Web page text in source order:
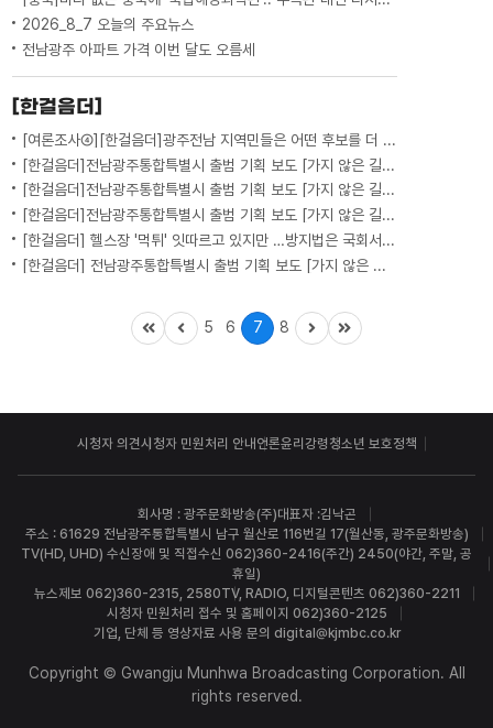
2026_8_7 오늘의 주요뉴스
전남광주 아파트 가격 이번 달도 오름세
[한걸음더]
[여론조사④][한걸음더]광주전남 지역민들은 어떤 후보를 더 선호할까.. 변수는?
[한걸음더]전남광주통합특별시 출범 기획 보도 [가지 않은 길] 5편 프랑스 헌법에 새긴 '지방 분권'..전남광주 통합 성공 조건은?
[한걸음더]전남광주통합특별시 출범 기획 보도 [가지 않은 길] 4편 프랑스 지역 통합 10년 성적표
[한걸음더]전남광주통합특별시 출범 기획 보도 [가지 않은 길] 3편 프랑스 통합 10년 지났지만..."우린 여전히 알자스인"
[한걸음더] 헬스장 '먹튀' 잇따르고 있지만 …방지법은 국회서 낮잠
[한걸음더] 전남광주통합특별시 출범 기획 보도 [가지 않은 길] 2편 지방이 주도한 투자..'유럽 상위 5개 지역' 도약 비결은?
5 6 7 8
시청자 의견시청자 민원처리 안내언론윤리강령 청소년 보호정책
회사명 : 광주문화방송(주)대표자 :김낙곤
주소 : 61629 전남광주통합특별시 남구 월산로 116번길 17(월산동, 광주문화방송)
TV(HD, UHD) 수신장애 및 직접수신 062)360-2416(주간) 2450(야간, 주말, 공
휴일)
뉴스제보 062)360-2315, 2580TV, RADIO, 디지털콘텐츠 062)360-2211
시청자 민원처리 접수 및 홈페이지 062)360-2125
기업, 단체 등 영상자료 사용 문의 digital@kjmbc.co.kr
Copyright © Gwangju Munhwa Broadcasting Corporation. All
rights reserved.